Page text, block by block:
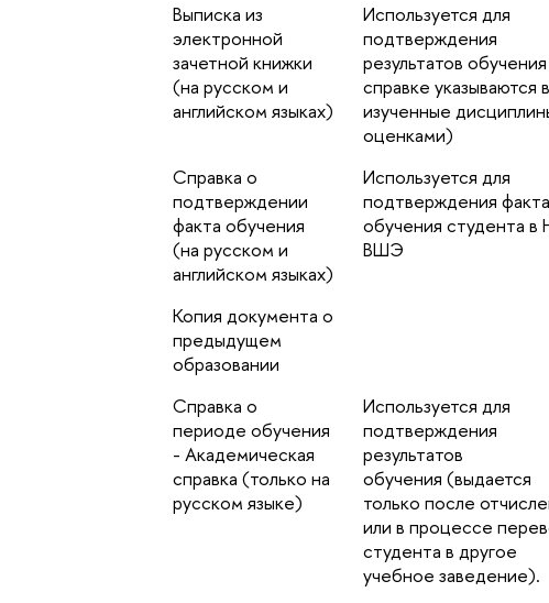
Выписка из
электронной
зачетной книжки
(на русском и
английском языках)
Используется для
подтверждения
результатов
справке указываются
изученные
оценками)
Справка о
подтверждении
факта обучения
(на русском и
английском языках)
Используется для
подтверждения факта
обучения студента
ВШЭ
Копия документа о
предыдущем
образовании
Справка о
периоде обучения
- Академическая
справка (только на
русском языке)
Используется для
подтверждения
результатов
обучения (выдается
только после
или в процессе
студента в другое
учебное заведение).